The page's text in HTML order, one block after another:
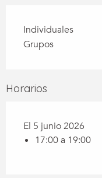
Individuales
Grupos
Horarios
El 5 junio 2026
17:00 a 19:00